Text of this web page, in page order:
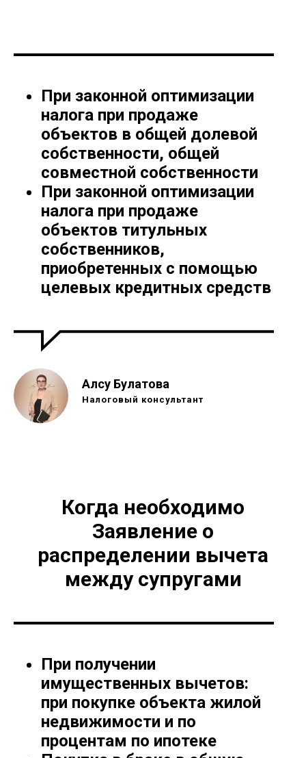
При законной оптимизации
налога при продаже
объектов в общей долевой
собственности, общей
совместной собственности
При законной оптимизации
налога при продаже
объектов титульных
собственников,
приобретенных с помощью
целевых кредитных средств
Алсу Булатова
Налоговый консультант
Когда необходимо
Заявление о
распределении вычета
между супругами
При получении
имущественных вычетов:
при покупке объекта жилой
недвижимости и по
процентам по ипотеке